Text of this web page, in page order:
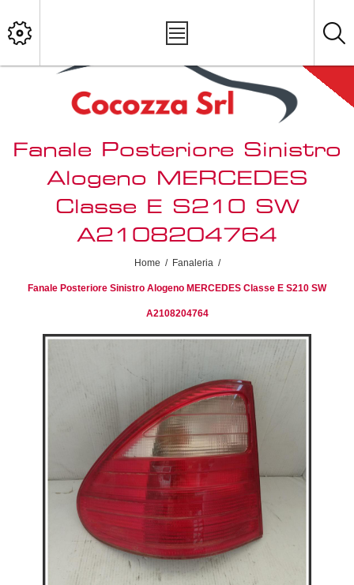
Fanale Posteriore Sinistro
Alogeno MERCEDES
Classe E S210 SW
A2108204764
Home / Fanaleria /
Fanale Posteriore Sinistro Alogeno MERCEDES Classe E S210 SW
A2108204764